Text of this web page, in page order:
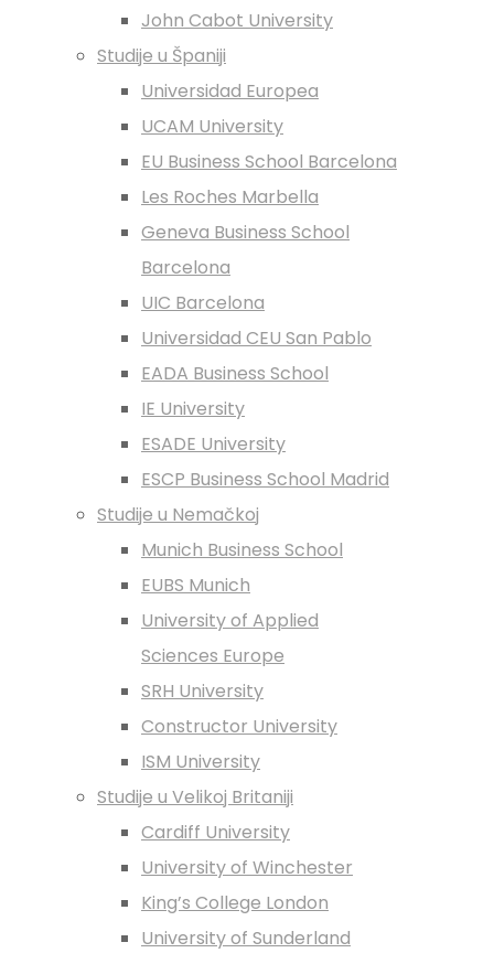
John Cabot University
Studije u Španiji
Universidad Europea
UCAM University
EU Business School Barcelona
Les Roches Marbella
Geneva Business School
Barcelona
UIC Barcelona
Universidad CEU San Pablo
EADA Business School
IE University
ESADE University
ESCP Business School Madrid
Studije u Nemačkoj
Munich Business School
EUBS Munich
University of Applied
Sciences Europe
SRH University
Constructor University
ISM University
Studije u Velikoj Britaniji
Cardiff University
University of Winchester
King’s College London
University of Sunderland